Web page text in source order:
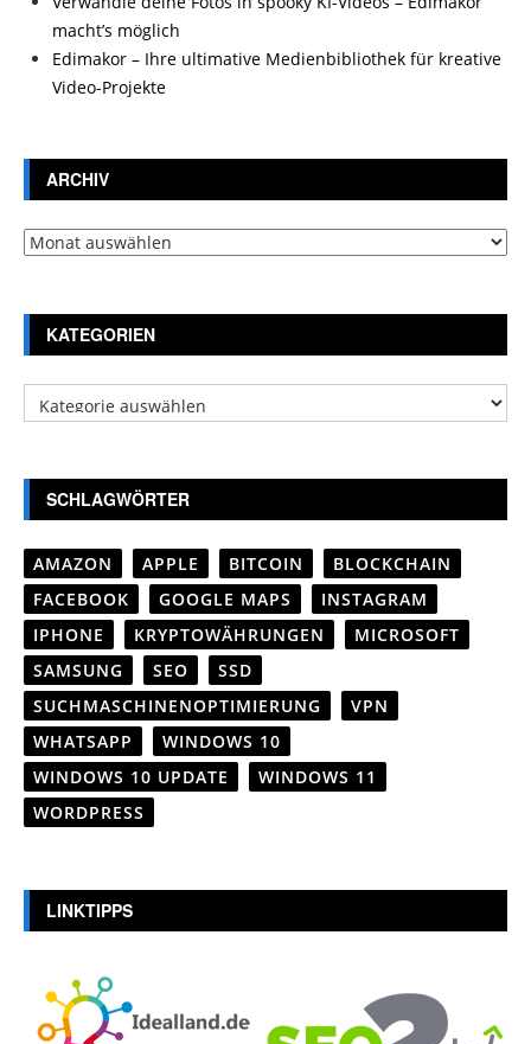
macht’s möglich
Edimakor – Ihre ultimative Medienbibliothek für kreative
Video-Projekte
ARCHIV
Archiv
KATEGORIEN
Kategorien
SCHLAGWÖRTER
AMAZON APPLE BITCOIN
BLOCKCHAIN
FACEBOOK
GOOGLE MAPS
INSTAGRAM
IPHONE
KRYPTOWÄHRUNGEN
MICROSOFT
SAMSUNG
SEO
SSD
SUCHMASCHINENOPTIMIERUNG
VPN
WHATSAPP
WINDOWS 10
WINDOWS 10 UPDATE
WINDOWS 11
WORDPRESS
LINKTIPPS